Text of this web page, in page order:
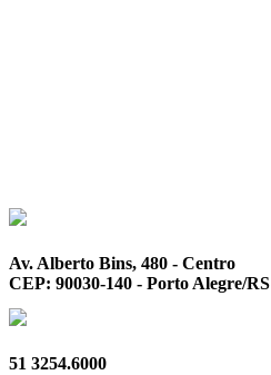
Av. Alberto Bins, 480 - Centro
CEP: 90030-140 - Porto Alegre/RS
51 3254.6000